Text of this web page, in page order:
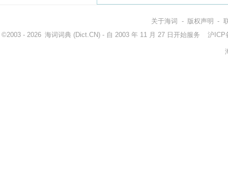
关于海词 - 版权声明 -
©2003 - 2026 海词词典 (Dict.CN) - 自 2003 年 11 月 27 日开始服务 沪ICP